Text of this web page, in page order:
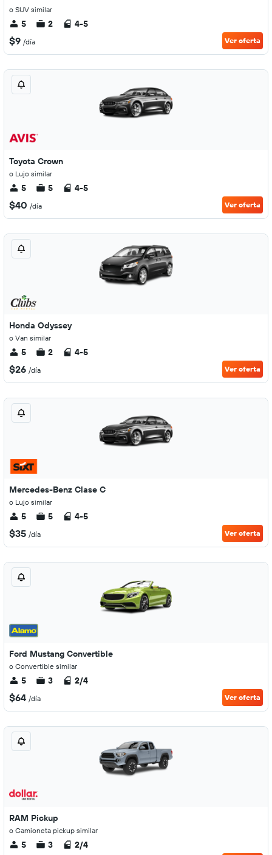
o SUV similar
5 2 4-5
$9 /día Ver oferta
Toyota Crown
o Lujo similar
5 5 4-5
$40 /día Ver oferta
Honda Odyssey
o Van similar
5 2 4-5
$26 /día Ver oferta
Mercedes-Benz Clase C
o Lujo similar
5 5 4-5
$35 /día Ver oferta
Ford Mustang Convertible
o Convertible similar
5 3 2/4
$64 /día Ver oferta
RAM Pickup
o Camioneta pickup similar
5 3 2/4